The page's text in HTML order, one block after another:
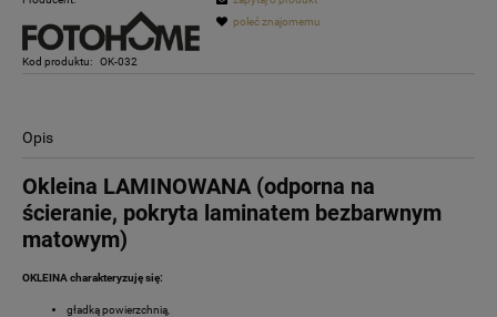
Kod produktu: OK-032
poleć znajomemu
Opis
Okleina LAMINOWANA (odporna na
ścieranie, pokryta laminatem bezbarwnym
matowym)
OKLEINA charakteryzuję się:
gładką powierzchnią,